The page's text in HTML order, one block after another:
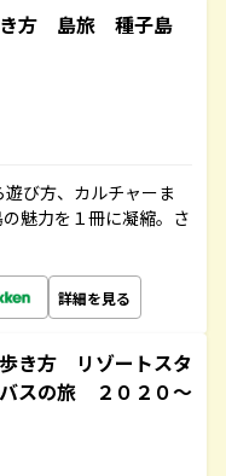
方 島旅 種子島
び方、カルチャーま
魅力を１冊に凝縮。さ
詳細を見る
き方 リゾートスタ
スの旅 ２０２０～